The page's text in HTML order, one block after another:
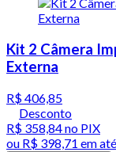
Kit 2 Câmera
Externa
R$ 406,85
Desconto
R$ 358,84no PIX
ou R$ 398,71 em até